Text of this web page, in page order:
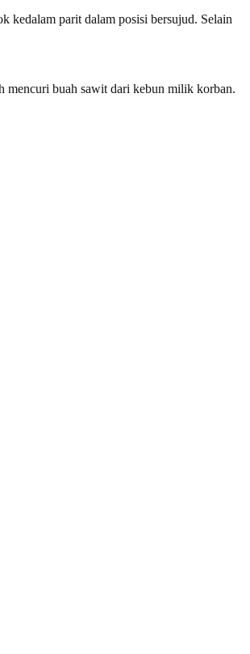
kedalam parit dalam posisi bersujud. Selain
mencuri buah sawit dari kebun milik korban.